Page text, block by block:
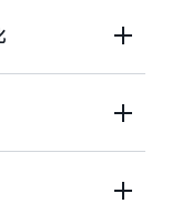
杂的配置或
地资源之间进